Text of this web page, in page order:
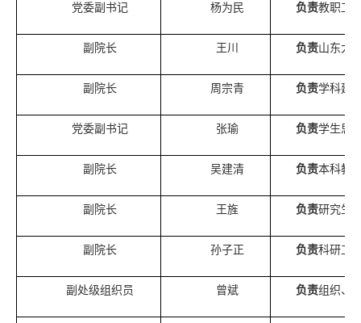
党委副书记 杨为民 负责教职工
副院长 王川 负责山东大
副院长 周宗青 负责学科建
党委副书记 张瑜 负责学生思
副院长 吴建清 负责本科教
副院长 王旌 负责研究生
副院长 孙子正 负责科研工
副处级组织员 曾斌 负责组织、